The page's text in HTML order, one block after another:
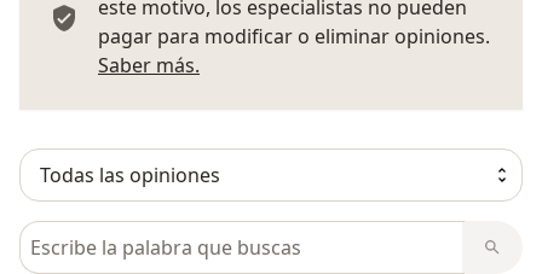
este motivo, los especialistas no pueden
pagar para modificar o eliminar opiniones.
Saber más.
Busca en opiniones